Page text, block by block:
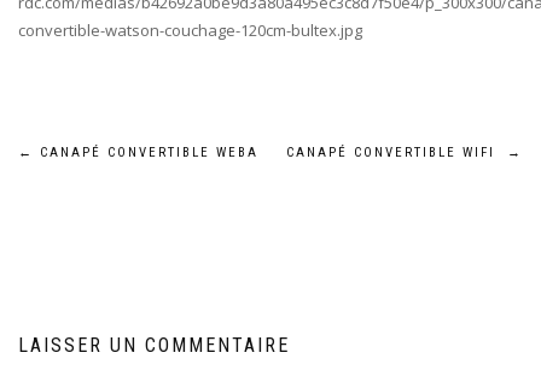
convertible-watson-couchage-120cm-bultex.jpg
Navigation
← CANAPÉ CONVERTIBLE WEBA CANAPÉ CONVERTIBLE WIFI →
LAISSER UN COMMENTAIRE